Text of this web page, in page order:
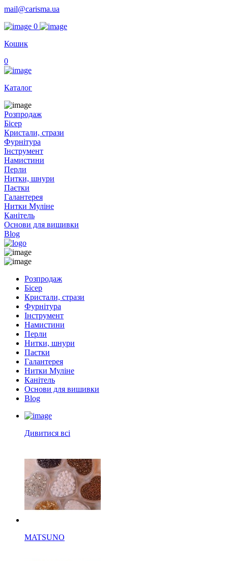
mail@carisma.ua
0
Кошик
0
Каталог
Розпродаж
Бісер
Кристали, стрази
Фурнітура
Інструмент
Намистини
Перли
Нитки, шнури
Паєтки
Галантерея
Нитки Муліне
Канітель
Основи для вишивки
Blog
Розпродаж
Бісер
Кристали, стрази
Фурнітура
Інструмент
Намистини
Перли
Нитки, шнури
Паєтки
Галантерея
Нитки Муліне
Канітель
Основи для вишивки
Blog
Дивитися всі
MATSUNO